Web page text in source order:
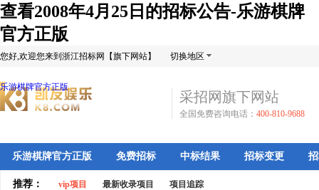
查看2008年4月25日的招标公告-乐游棋牌
官方正版
您好,欢迎您来到浙江招标网【旗下网站】 切换地区
乐游棋牌官方正版
采招网旗下网站
全国免费咨询电话： 400-810-9688
乐游棋牌官方正版 免费招标 中标结果 招标变更
推荐： vip项目 最新收录项目 项目追踪